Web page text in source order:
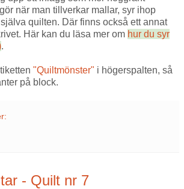
när man tillverkar mallar, syr ihop
quilten. Där finns också ett annat
Här kan du läsa mer om hur du syr
.
"Quiltmönster" i högerspalten, så
på block.
- Quilt nr 7